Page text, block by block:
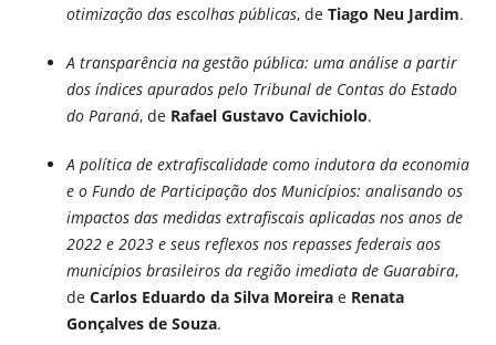
otimização das escolhas públicas, de Tiago Neu Jardim.
A transparência na gestão pública: uma análise a partir
dos índices apurados pelo Tribunal de Contas do Estado
do Paraná, de Rafael Gustavo Cavichiolo.
A política de extrafiscalidade como indutora da economia
e o Fundo de Participação dos Municípios: analisando os
impactos das medidas extrafiscais aplicadas nos anos de
2022 e 2023 e seus reflexos nos repasses federais aos
municípios brasileiros da região imediata de Guarabira,
de Carlos Eduardo da Silva Moreirae Renata
Gonçalves de Souza.